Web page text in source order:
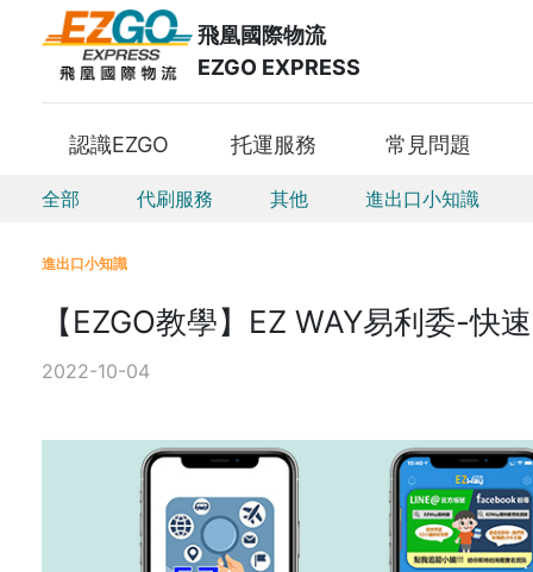
飛凰國際物流
EZGO EXPRESS
認識EZGO 托運服務 常見問題
全部 代刷服務 其他 進出口小知識
進出口小知識
【EZGO教學】EZ WAY易利委-快
2022-10-04